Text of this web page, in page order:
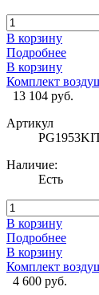
В корзину
Подробнее
В корзину
Комплект
13 104 руб.
Артикул
Наличие:
Есть
В корзину
Подробнее
В корзину
Комплект
4 600 руб.